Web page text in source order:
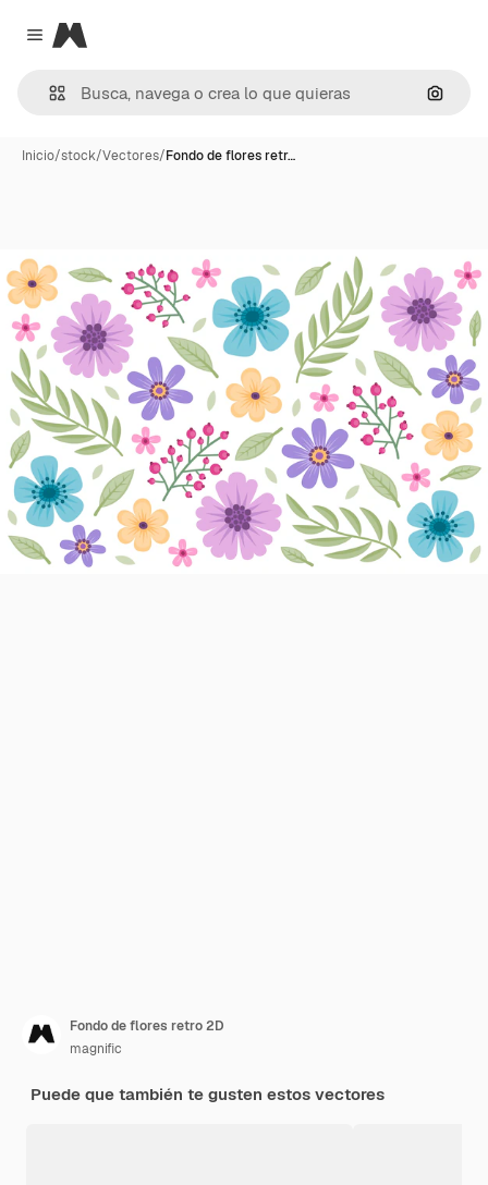
Close menu
Magnific
Inicio/stock/Vectores/Fondo de flores retr…
Fondo de flores retro 2D
magnific
Puede que también te gusten estos vectores